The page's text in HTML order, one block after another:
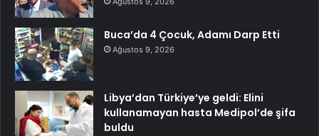
Buca’da 4 Çocuk, Adamı Darp Etti
Ağustos 9, 2026
Libya’dan Türkiye’ye geldi: Elini
kullanamayan hasta Medipol’de şifa
buldu